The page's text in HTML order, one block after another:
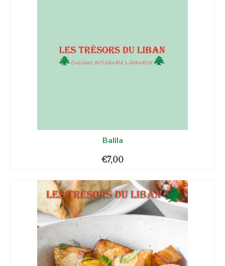
Balila
€7,00